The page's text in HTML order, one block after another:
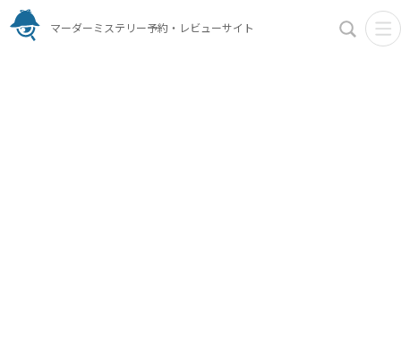
マーダーミステリー予約・レビューサイト